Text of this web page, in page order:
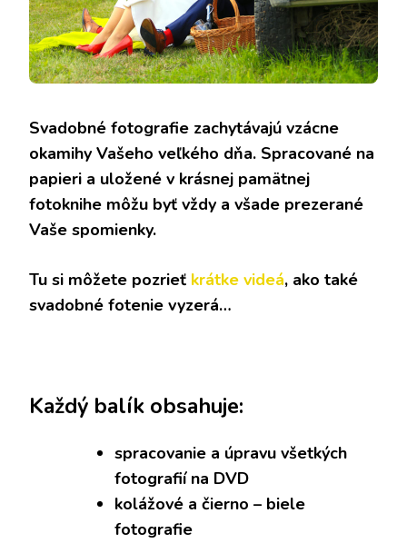
Svadobné fotografie zachytávajú vzácne
okamihy Vašeho ​​veľkého dňa. Spracované na
papieri a uložené v krásnej pamätnej
fotoknihe môžu byť vždy a všade prezerané
Vaše spomienky.
Tu si môžete pozrieť krátke videá, ako také
svadobné fotenie vyzerá…
Každý balík obsahuje:
spracovanie a úpravu všetkých
fotografií na DVD
kolážové a čierno – biele
fotografie